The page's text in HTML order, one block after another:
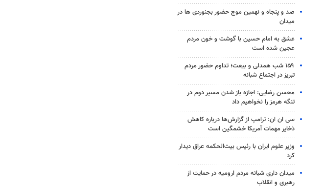
صد و پنجاه و نهمین موج حضور بجنوردی ها در
میدان
عشق به امام حسین با گوشت و خون مردم
عجین شده است
۱۵۹ شب همدلی و بیعت؛ تداوم حضور مردم
تبریز در اجتماع شبانه
محسن رضایی: اجازه باز شدن مسیر دوم در
تنگه هرمز را نخواهیم داد
سی ان ان: ترامپ از گزارش‌ها درباره کاهش
ذخایر مهمات آمریکا خشمگین است
وزیر علوم ایران با رئیس بیت‌الحکمه عراق دیدار
کرد
میدان داری شبانه مردم ارومیه در حمایت از
رهبری و انقلاب